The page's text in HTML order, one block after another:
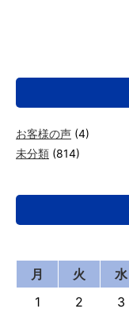
お客様の声 (4)
未分類 (814)
月
火 水
1
2 3